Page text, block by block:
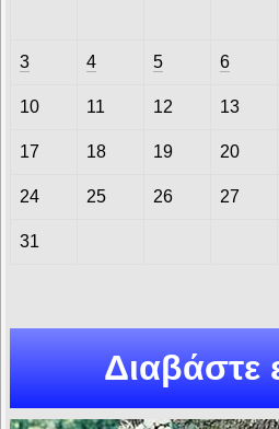
3 4 5 6
10 11 12 13
17 18 19 20
24 25 26 27
31
Διαβάστε